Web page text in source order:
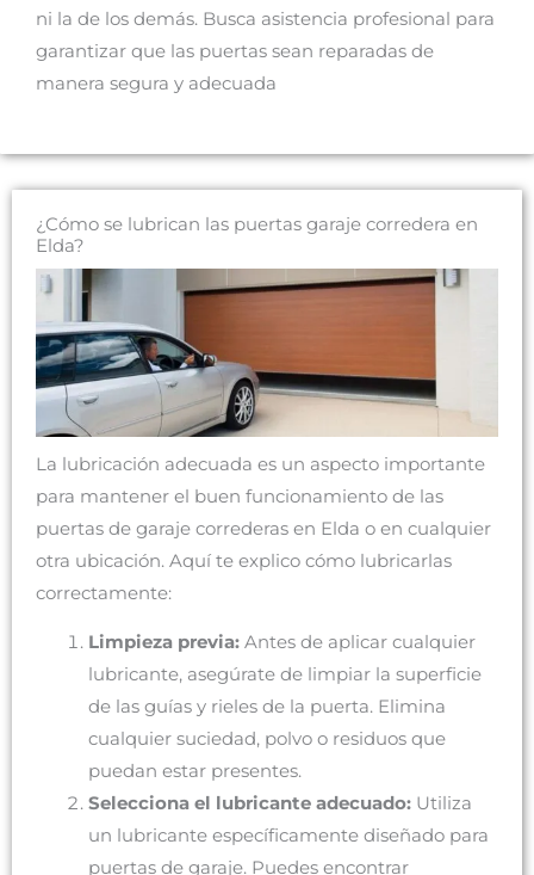
ni la de los demás. Busca asistencia profesional para
garantizar que las puertas sean reparadas de
manera segura y adecuada
¿Cómo se lubrican las puertas garaje corredera en
Elda?
La lubricación adecuada es un aspecto importante
para mantener el buen funcionamiento de las
puertas de garaje correderas en Elda o en cualquier
otra ubicación. Aquí te explico cómo lubricarlas
correctamente:
Limpieza previa:Antes de aplicar cualquier
lubricante, asegúrate de limpiar la superficie
de las guías y rieles de la puerta. Elimina
cualquier suciedad, polvo o residuos que
puedan estar presentes.
Selecciona el lubricante adecuado:Utiliza
un lubricante específicamente diseñado para
puertas de garaje. Puedes encontrar